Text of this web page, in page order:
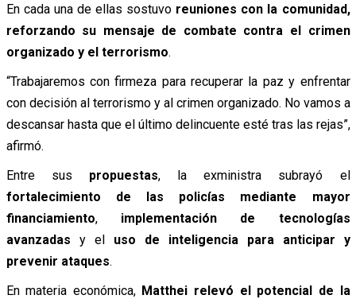
En cada una de ellas sostuvo reuniones con la comunidad,
reforzando su mensaje de combate contra el crimen
organizado y el terrorismo.
“Trabajaremos con firmeza para recuperar la paz y enfrentar
con decisión al terrorismo y al crimen organizado. No vamos a
descansar hasta que el último delincuente esté tras las rejas”,
afirmó.
Entre sus propuestas, la exministra subrayó el
fortalecimiento de las policías mediante mayor
financiamiento, implementación de tecnologías
avanzadas y el uso de inteligencia para anticipar y
prevenir ataques.
En materia económica, Matthei relevó el potencial de la